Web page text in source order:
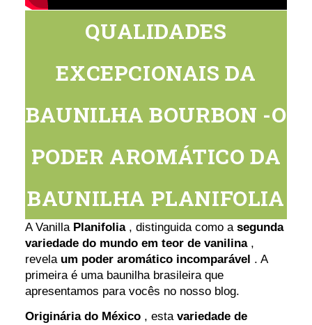
QUALIDADES
EXCEPCIONAIS DA
BAUNILHA BOURBON -O
PODER AROMÁTICO DA
BAUNILHA PLANIFOLIA
A Vanilla Planifolia, distinguida como asegunda
variedade do mundo em teor de vanilina,
revela um poder aromático incomparável . A
primeira é uma baunilha brasileira que
apresentamos para vocês no nosso blog.
Originária do México , estavariedade de